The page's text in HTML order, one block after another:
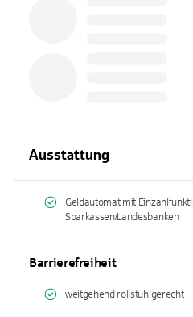
Ausstattung
Geldautomat mit
Sparkassen/Landesbanken
Barrierefreiheit
weitgehend rollstuhlgerecht